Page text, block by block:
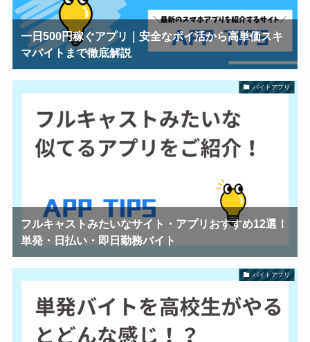
一日500円稼ぐアプリ｜安全なポイ活から高単価スキ
マバイトまで徹底解説
バイトアプリ
フルキャストみたいなサイト・アプリおすすめ12選！
単発・日払い・即日勤務バイト
バイトアプリ